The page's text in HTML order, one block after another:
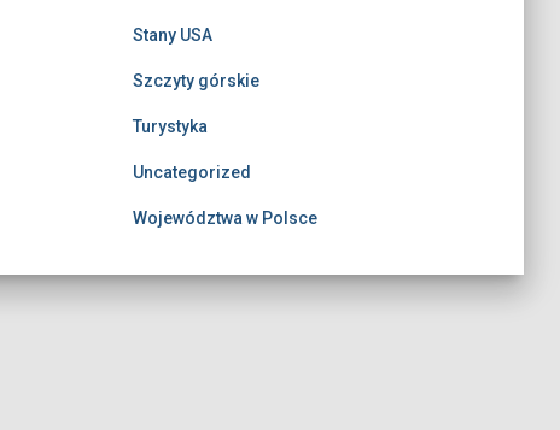
Stany USA
Szczyty górskie
Turystyka
Uncategorized
Województwa w Polsce